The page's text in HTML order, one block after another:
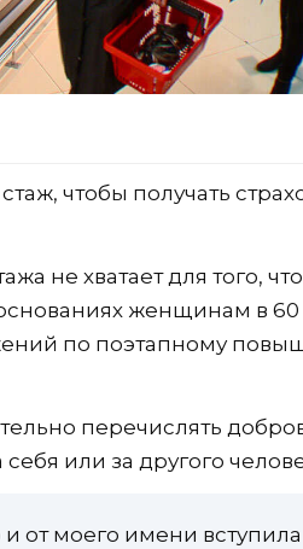
чтобы получать
не хватает для того,
женщинам в 60
по поэтапному
перечислять
или за другого
от моего имени вступила